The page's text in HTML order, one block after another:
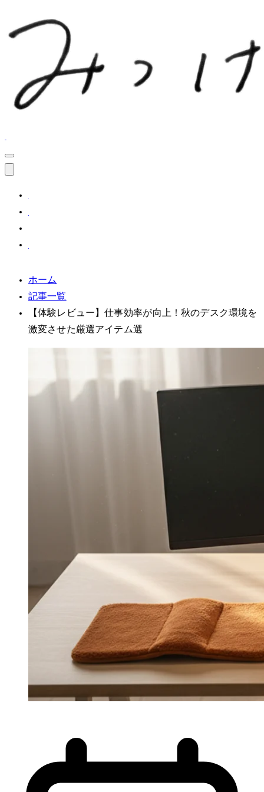
ホーム
記事一覧
【体験レビュー】仕事効率が30%向上！秋のデスク環境を
激変させた厳選アイテム5選